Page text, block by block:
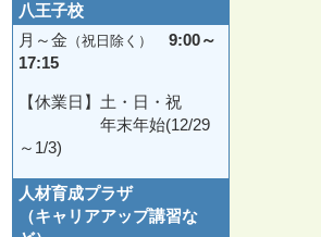
八王子校
月～金 （祝日除く）
9:00～
17:15
【休業日】土・日・祝
年末年始(12/29
～1/3)
人材育成プラザ
（キャリアアップ講習な